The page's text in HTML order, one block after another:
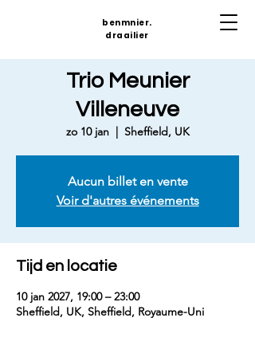
benmnier.
draailier
Trio Meunier
Villeneuve
zo 10 jan
  |
Sheffield, UK
Aucun billet en vente
Voir d'autres événements
Tijd en locatie
10 jan 2027, 19:00 – 23:00
Sheffield, UK, Sheffield, Royaume-Uni